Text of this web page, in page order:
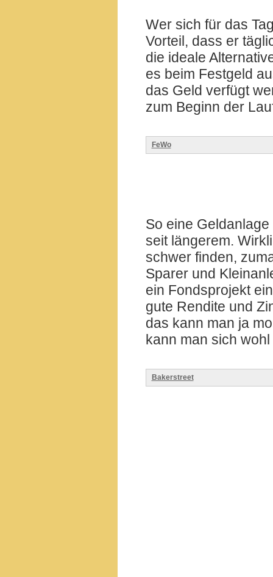
Wer sich für das
Vorteil, dass er
die ideale
es beim Festgeld
das Geld verfügt
zum Beginn der
FeWo
So eine
seit längerem.
schwer finden,
Sparer und
ein Fondsprojekt
gute Rendite und
das kann man ja
kann man sich
Bakerstreet